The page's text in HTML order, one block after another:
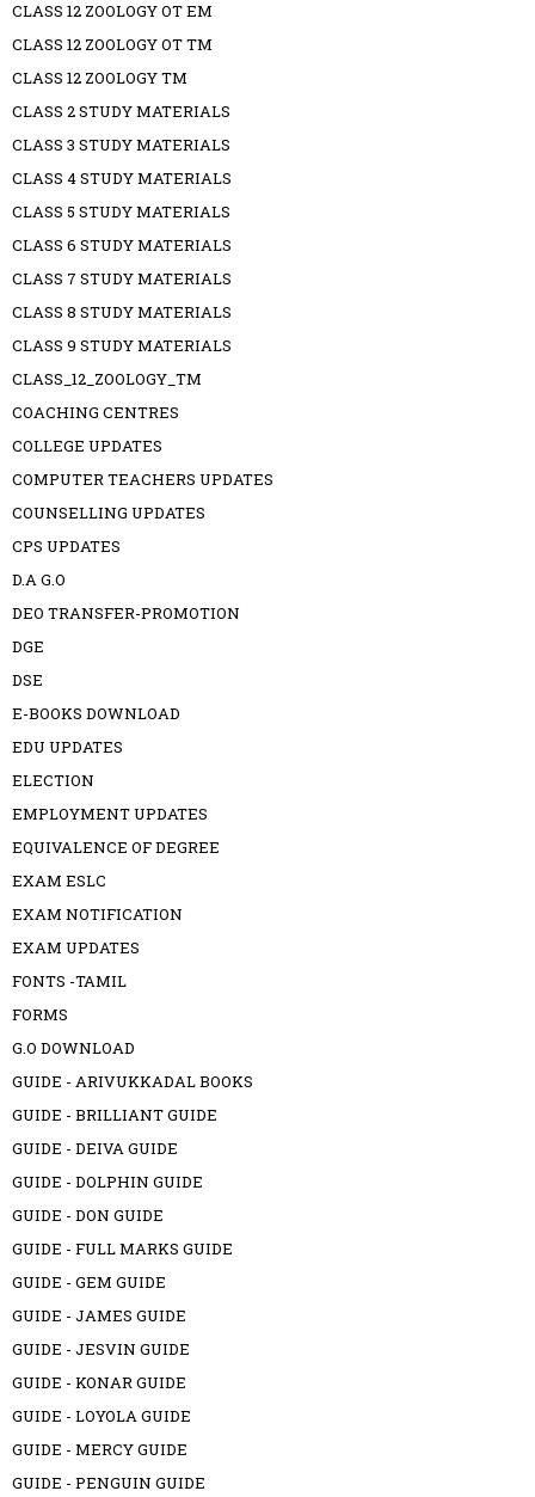
CLASS 12 ZOOLOGY OT EM
CLASS 12 ZOOLOGY OT TM
CLASS 12 ZOOLOGY TM
CLASS 2 STUDY MATERIALS
CLASS 3 STUDY MATERIALS
CLASS 4 STUDY MATERIALS
CLASS 5 STUDY MATERIALS
CLASS 6 STUDY MATERIALS
CLASS 7 STUDY MATERIALS
CLASS 8 STUDY MATERIALS
CLASS 9 STUDY MATERIALS
CLASS_12_ZOOLOGY_TM
COACHING CENTRES
COLLEGE UPDATES
COMPUTER TEACHERS UPDATES
COUNSELLING UPDATES
CPS UPDATES
D.A G.O
DEO TRANSFER-PROMOTION
DGE
DSE
E-BOOKS DOWNLOAD
EDU UPDATES
ELECTION
EMPLOYMENT UPDATES
EQUIVALENCE OF DEGREE
EXAM ESLC
EXAM NOTIFICATION
EXAM UPDATES
FONTS -TAMIL
FORMS
G.O DOWNLOAD
GUIDE - ARIVUKKADAL BOOKS
GUIDE - BRILLIANT GUIDE
GUIDE - DEIVA GUIDE
GUIDE - DOLPHIN GUIDE
GUIDE - DON GUIDE
GUIDE - FULL MARKS GUIDE
GUIDE - GEM GUIDE
GUIDE - JAMES GUIDE
GUIDE - JESVIN GUIDE
GUIDE - KONAR GUIDE
GUIDE - LOYOLA GUIDE
GUIDE - MERCY GUIDE
GUIDE - PENGUIN GUIDE